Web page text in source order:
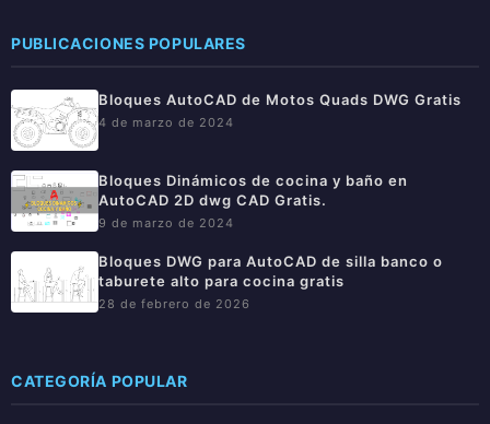
PUBLICACIONES POPULARES
Bloques AutoCAD de Motos Quads DWG Gratis
4 de marzo de 2024
Bloques Dinámicos de cocina y baño en
AutoCAD 2D dwg CAD Gratis.
9 de marzo de 2024
Bloques DWG para AutoCAD de silla banco o
taburete alto para cocina gratis
28 de febrero de 2026
CATEGORÍA POPULAR